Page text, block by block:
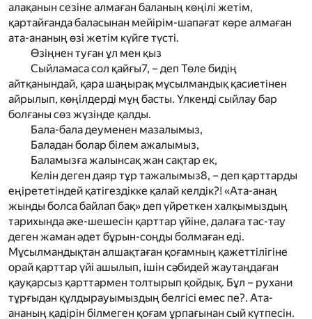
алақанын сезіне алмаған баланың көңілі жетім,
қартайғанда баласынан мейірім-шапағат көре алмаған
ата-ананың өзі жетім күйге түсті.
Өзіңнен туған ұл мен қыз
Сыйламаса сол қайғы7, – деп Төле бидің
айтқанындай, қара шаңырақ мұсылмандық қасиетінен
айрылып, көңілдерді мұң басты. Үлкенді сыйлау бар
болғаны сөз жүзінде қалды.
Бала-бала деуменен мазалымыз,
Баладан болар білем ажалымыз,
Баламызға жалынсақ жан сақтар ек,
Келін деген даяр тұр тажалымыз8, – деп қарттарды
еңірететіндей қатігездікке қалай келдік?! «Ата-анаң
жынды болса байлап бақ» деп үйреткен халқымыздың
тарихында әке-шешесін қарттар үйіне, далаға тас-тау
деген жаман әдет бұрын-соңды болмаған еді.
Мұсылмандықтан алшақтаған қоғамның қажеттілігіне
орай қарттар үйі ашылып, ішін сәбидей жаутаңдаған
қауқарсыз қарттармен толтырып қойдық. Бұл – рухани
тұрғыдан құлдырауымыздың белгісі емес пе?. Ата-
ананың қадірін білмеген қоғам ұрпағынан сый күтпесін.